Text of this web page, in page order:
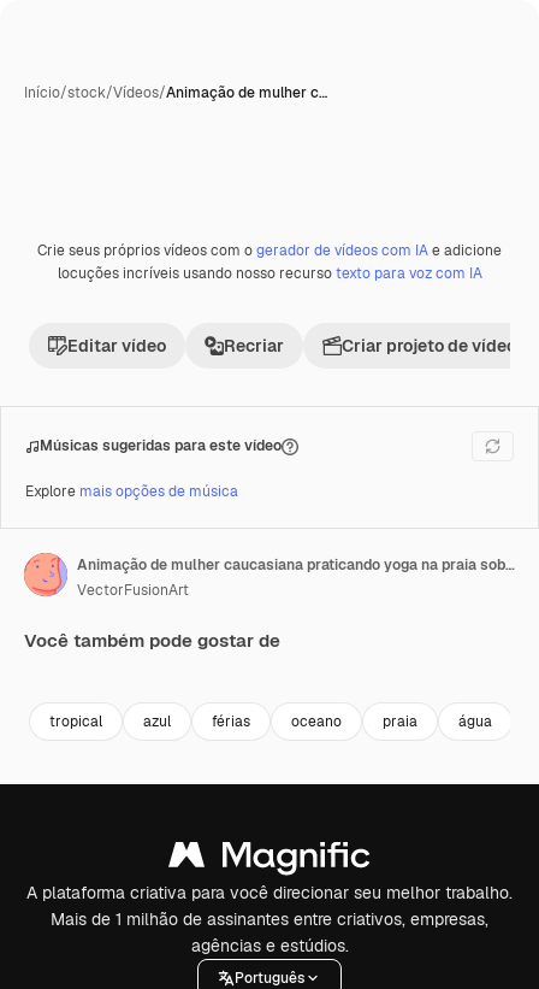
Início/stock/Vídeos/Animação de mulher c…
PremiumGerada com IA
Crie seus próprios vídeos com ogerador de vídeos com IAe adicione
locuções incríveis usando nosso recursotexto para voz com IA
Editar vídeo Recriar Criar projeto de vídeo
Músicas sugeridas para este vídeo
Explore mais opções de música
Animação de mulher caucasiana praticando yoga na praia sobre o mar
VectorFusionArt
Você também pode gostar de
tropical azul férias oceano praia água
A plataforma criativa para você direcionar seu melhor trabalho.
Mais de 1 milhão de assinantes entre criativos, empresas,
agências e estúdios.
Português